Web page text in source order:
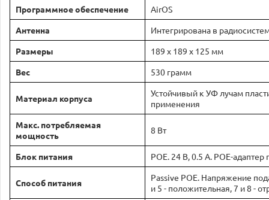
Программное обеспечение
AirOS
Антенна
Интегрирована в
Размеры
189 x 189 x 125 мм
Вес
530 грамм
Материал корпуса
Устойчивый к УФ лучам
применения
Макс. потребляемая
мощность
8 Вт
Блок питания POE. 24 В, 0.5 А. POE-адаптер
Способ питания
Passive POE. Напряжение
и 5 - положительная, 7 и 8 -